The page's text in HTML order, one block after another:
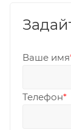
Ваше имя
Телефон*